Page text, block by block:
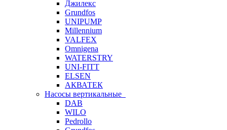
Джилекс
Grundfos
UNIPUMP
Millennium
VALFEX
Omnigena
WATERSTRY
UNI-FITT
ELSEN
АКВАТЕК
Насосы вертикальные
DAB
WILO
Pedrollo